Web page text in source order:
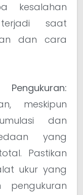
kesalahan
saat
dan cara
meskipun
dan
yang
Pastikan
ukur yang